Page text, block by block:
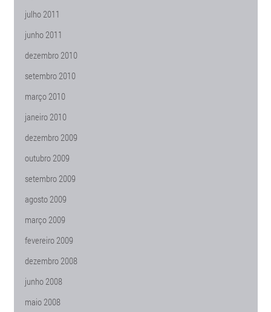
julho 2011
junho 2011
dezembro 2010
setembro 2010
março 2010
janeiro 2010
dezembro 2009
outubro 2009
setembro 2009
agosto 2009
março 2009
fevereiro 2009
dezembro 2008
junho 2008
maio 2008